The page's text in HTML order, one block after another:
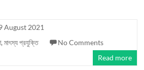
August 2021
,মাৎস্য প্রযুক্তি
No Comments
Read more